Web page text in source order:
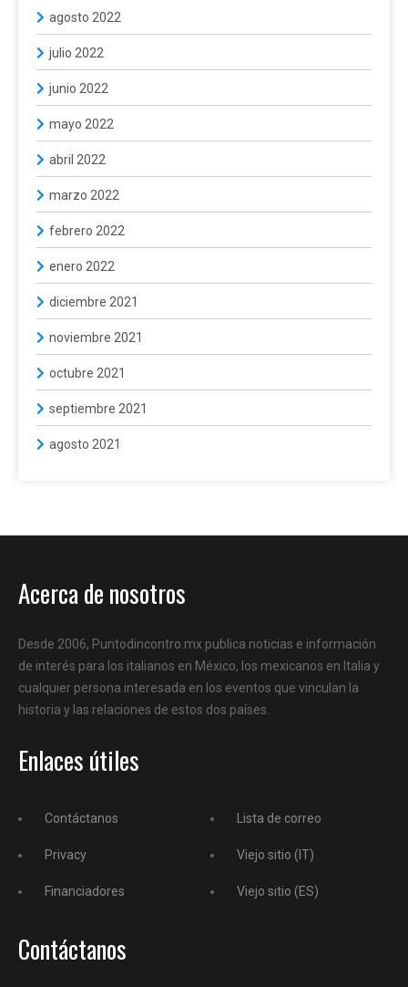
agosto 2022
julio 2022
junio 2022
mayo 2022
abril 2022
marzo 2022
febrero 2022
enero 2022
diciembre 2021
noviembre 2021
octubre 2021
septiembre 2021
agosto 2021
Acerca de nosotros
Desde 2006, Puntodincontro.mx publica noticias e información
de interés para los italianos en México, los mexicanos en Italia y
cualquier persona interesada en los eventos que vinculan la
historia y las relaciones de estos dos países.
Enlaces útiles
Contáctanos
Privacy
Financiadores
Lista de correo
Viejo sitio (IT)
Viejo sitio (ES)
Contáctanos